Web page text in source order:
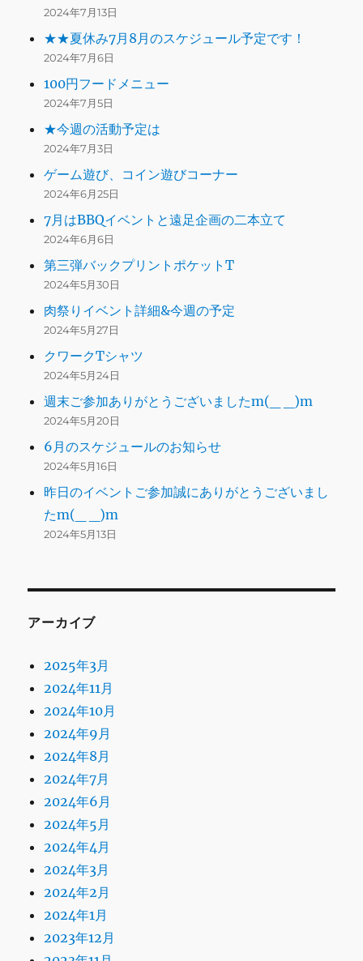
2024年7月13日
★★夏休み7月8月のスケジュール予定です！
2024年7月6日
100円フードメニュー
2024年7月5日
★今週の活動予定は
2024年7月3日
ゲーム遊び、コイン遊びコーナー
2024年6月25日
7月はBBQイベントと遠足企画の二本立て
2024年6月6日
第三弾バックプリントポケットT
2024年5月30日
肉祭りイベント詳細&今週の予定
2024年5月27日
クワークTシャツ
2024年5月24日
週末ご参加ありがとうございましたm(_ _)m
2024年5月20日
6月のスケジュールのお知らせ
2024年5月16日
昨日のイベントご参加誠にありがとうございまし
たm(_ _)m
2024年5月13日
アーカイブ
2025年3月
2024年11月
2024年10月
2024年9月
2024年8月
2024年7月
2024年6月
2024年5月
2024年4月
2024年3月
2024年2月
2024年1月
2023年12月